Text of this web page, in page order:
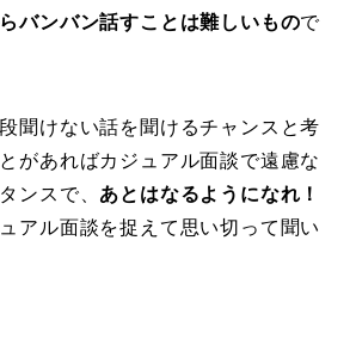
バンバン話すことは難しいもので
聞けない話を聞けるチャンスと考
があればカジュアル面談で遠慮な
ンスで、 あとはなるようになれ！
アル面談を捉えて思い切って聞い